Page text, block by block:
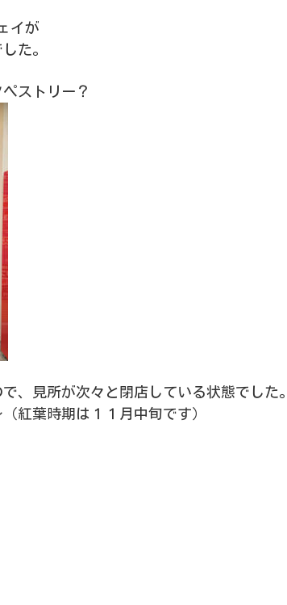
イが
た。
ストリー？
、見所が次々と閉店している状態でした。
紅葉時期は１１月中旬です）